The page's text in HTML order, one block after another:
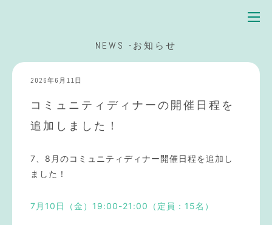
NEWS -お知らせ
2026年6月11日
コミュニティディナーの開催日程を
追加しました！
7、8月のコミュニティディナー開催日程を追加し
ました！
7月10日（金）19:00-21:00（定員：15名）